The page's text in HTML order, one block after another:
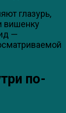
глазурь,
вишенку
—
по-